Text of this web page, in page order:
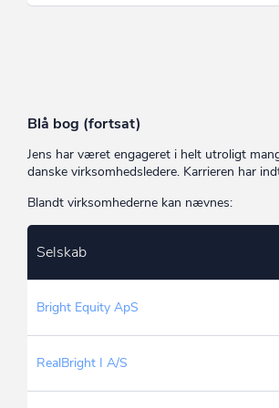
Blå bog (fortsat)
Jens har været engageret i helt utroligt
danske virksomhedsledere. Karrieren har
Blandt virksomhederne kan nævnes:
Selskab
Bright Equity ApS
RealBright I A/S